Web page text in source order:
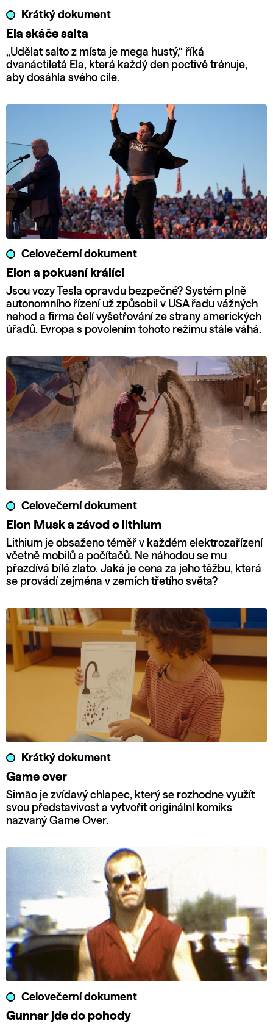
Krátký dokument
Ela skáče salta
„Udělat salto z místa je mega hustý,“ říká
dvanáctiletá Ela, která každý den poctivě trénuje,
aby dosáhla svého cíle.
Celovečerní dokument
Elon a pokusní králíci
Jsou vozy Tesla opravdu bezpečné? Systém plně
autonomního řízení už způsobil v USA řadu vážných
nehod a firma čelí vyšetřování ze strany amerických
úřadů. Evropa s povolením tohoto režimu stále váhá.
Celovečerní dokument
Elon Musk a závod o lithium
Lithium je obsaženo téměř v každém elektrozařízení
včetně mobilů a počítačů. Ne náhodou se mu
přezdívá bílé zlato. Jaká je cena za jeho těžbu, která
se provádí zejména v zemích třetího světa?
Krátký dokument
Game over
Simão je zvídavý chlapec, který se rozhodne využít
svou představivost a vytvořit originální komiks
nazvaný Game Over.
Celovečerní dokument
Gunnar jde do pohody